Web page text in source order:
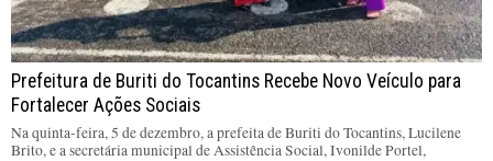
Prefeitura de Buriti do Tocantins Recebe Novo Veículo para
Fortalecer Ações Sociais
Na quinta-feira, 5 de dezembro, a prefeita de Buriti do Tocantins, Lucilene
Brito, e a secretária municipal de Assistência Social, Ivonilde Portel,